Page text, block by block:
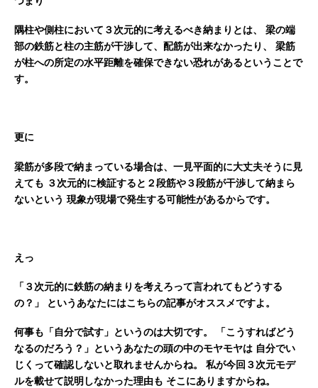
隅柱や側柱において３次元的に考えるべき納まりとは、
梁の端
部の鉄筋と柱の主筋が干渉して、配筋が出来なかったり、
梁筋
が柱への所定の水平距離を確保できない恐れがあるということで
す。
更に
梁筋が多段で納まっている場合は、一見平面的に大丈夫そうに見
えても ３次元的に検証すると２段筋や３段筋が干渉して納まら
ないという 現象が現場で発生する可能性があるからです。
えっ
「３次元的に鉄筋の納まりを考えろって言われてもどうする
の？」
というあなたにはこちらの記事がオススメですよ。
何事も「自分で試す」というのは大切です。
「こうすればどう
なるのだろう？」というあなたの頭の中のモヤモヤは 自分でい
じくって確認しないと取れませんからね。
私が今回３次元モデ
ルを載せて説明しなかった理由も そこにありますからね。